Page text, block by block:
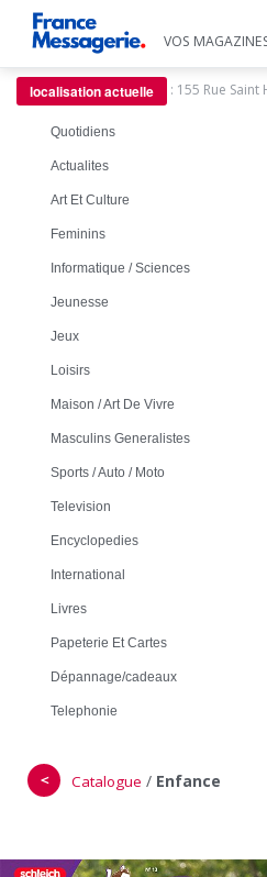
VOS
localisation actuelle : 155 Rue
Quotidiens
Actualites
Art Et Culture
Feminins
Informatique / Sciences
Jeunesse
Jeux
Loisirs
Maison / Art De Vivre
Masculins Generalistes
Sports / Auto / Moto
Television
Encyclopedies
International
Livres
Papeterie Et Cartes
Dépannage/cadeaux
Telephonie
＜ Catalogue / Enfance